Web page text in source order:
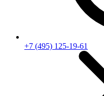
+7 (495) 125-19-61